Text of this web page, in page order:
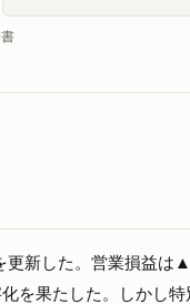
更新した。営業損益は
を果たした。しかし